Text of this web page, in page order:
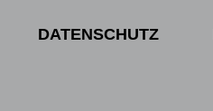
DATENSCHUTZ